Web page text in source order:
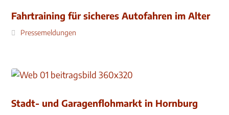
Fahrtraining für sicheres Autofahren im Alter
Pressemeldungen
Stadt- und Garagenflohmarkt in Hornburg